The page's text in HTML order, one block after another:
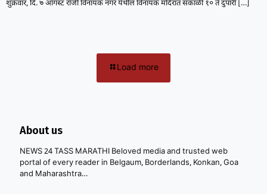
शुक्रवार, दि. ७ ऑगस्ट रोजी विनायक नगर येथील विनायक मंदिरात सकाळी १० ते दुपारी[…]
Load more
About us
NEWS 24 TASS MARATHI Beloved media and trusted web
portal of every reader in Belgaum, Borderlands, Konkan, Goa
and Maharashtra…